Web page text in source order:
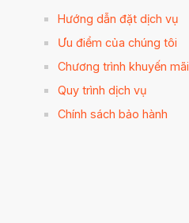
Hướng dẫn đặt dịch vụ
Ưu điểm của chúng tôi
Chương trình khuyến mãi
Quy trình dịch vụ
Chính sách bảo hành